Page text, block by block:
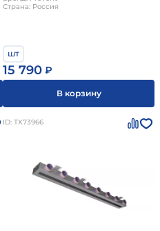
Страна: Россия
шт
15 790 ₽
В корзину
ID: ТХ73966